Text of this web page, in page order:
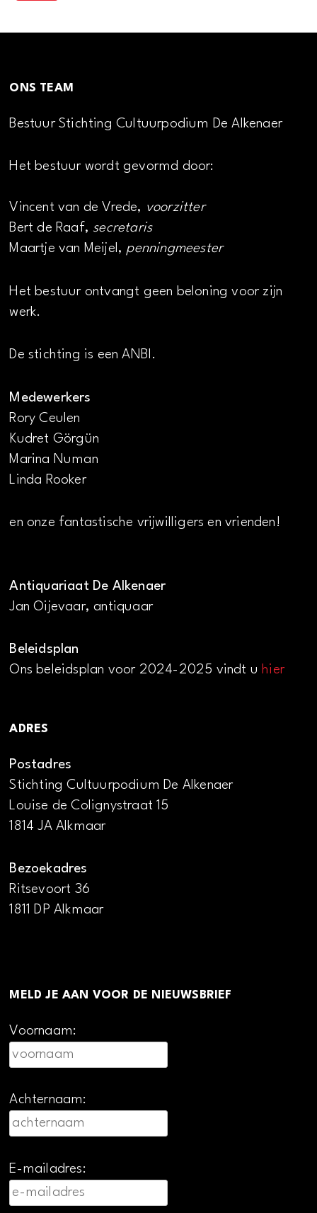
ONS TEAM
Bestuur Stichting Cultuurpodium De Alkenaer
Het bestuur wordt gevormd door:
Vincent van de Vrede, voorzitter
Bert de Raaf, secretaris
Maartje van Meijel, penningmeester
Het bestuur ontvangt geen beloning voor zijn
werk.
De stichting is een ANBI.
Medewerkers
Rory Ceulen
Kudret Görgün
Marina Numan
Linda Rooker
en onze fantastische vrijwilligers en vrienden!
Antiquariaat De Alkenaer
Jan Oijevaar, antiquaar
Beleidsplan
Ons beleidsplan voor 2024-2025 vindt uhier
ADRES
Postadres
Stichting Cultuurpodium De Alkenaer
Louise de Colignystraat 15
1814 JA Alkmaar
Bezoekadres
Ritsevoort 36
1811 DP Alkmaar
MELD JE AAN VOOR DE NIEUWSBRIEF
Voornaam:
Achternaam:
E-mailadres: